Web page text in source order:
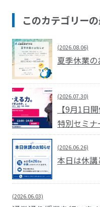
このカテゴリー
(2026.08.06)
夏季休業
(2026.07.30)
【9月1日
特別セミナ
(2026.06.26)
本日は休講
(2026.06.03)